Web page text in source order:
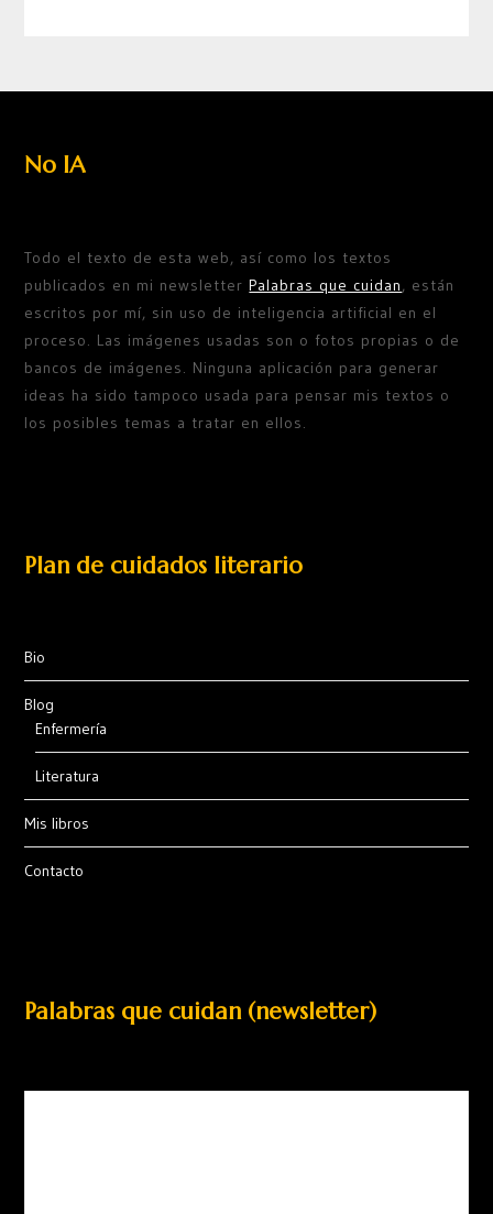
No IA
Todo el texto de esta web, así como los textos
publicados en mi newsletterPalabras que cuidan, están
escritos por mí, sin uso de inteligencia artificial en el
proceso. Las imágenes usadas son o fotos propias o de
bancos de imágenes. Ninguna aplicación para generar
ideas ha sido tampoco usada para pensar mis textos o
los posibles temas a tratar en ellos.
Plan de cuidados literario
Bio
Blog
Enfermería
Literatura
Mis libros
Contacto
Palabras que cuidan (newsletter)